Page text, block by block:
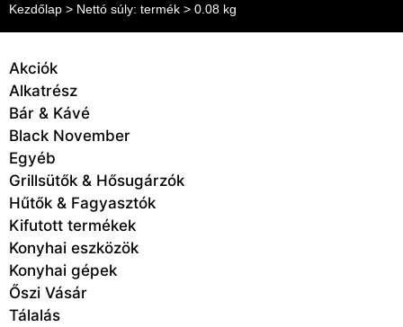
Kezdőlap > Nettó súly: termék > 0.08 kg
Akciók
Alkatrész
Bár & Kávé
Black November
Egyéb
Grillsütők & Hősugárzók
Hűtők & Fagyasztók
Kifutott termékek
Konyhai eszközök
Konyhai gépek
Őszi Vásár
Tálalás